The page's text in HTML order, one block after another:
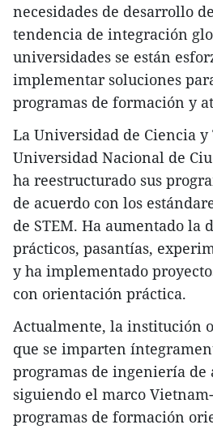
necesidades de desarrollo
tendencia de integración
universidades se están
implementar soluciones
programas de formación y
La Universidad de Ciencia y
Universidad Nacional de
ha reestructurado sus
de acuerdo con los
de STEM. Ha aumentado la
prácticos, pasantías,
y ha implementado
con orientación práctica.
Actualmente, la institución
que se imparten
programas de ingeniería de
siguiendo el marco
programas de formación